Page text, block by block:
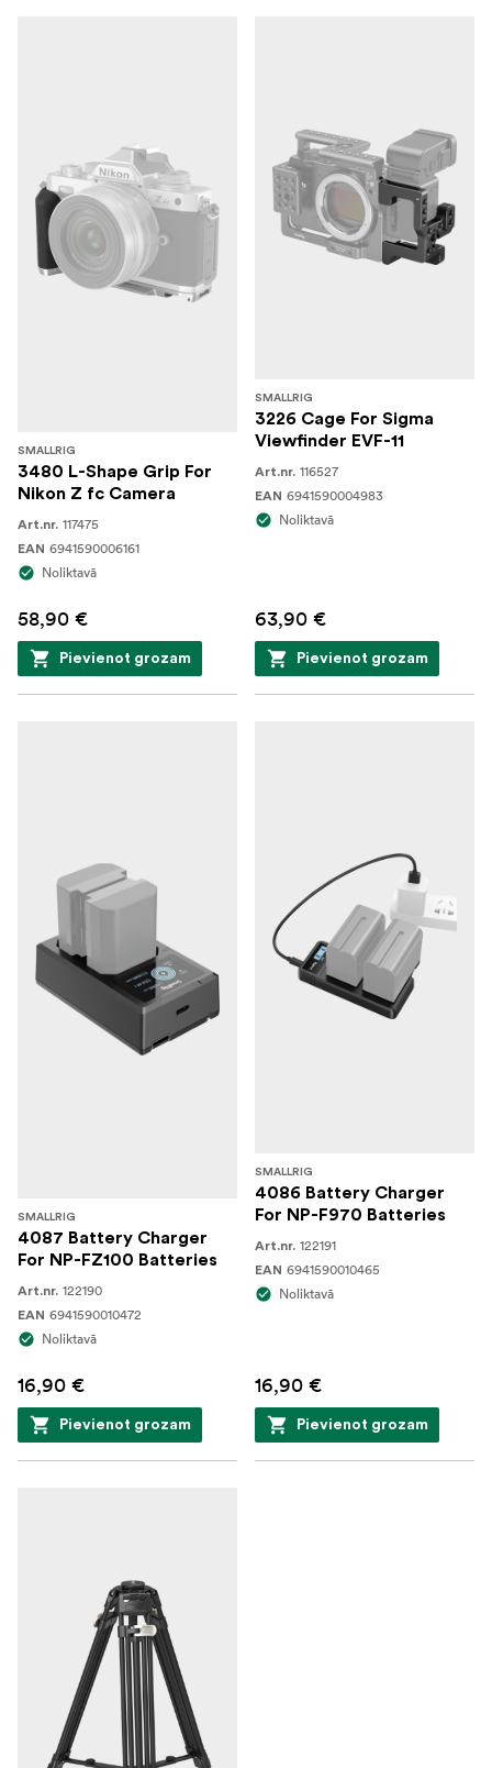
SMALLRIG
3480 L-Shape Grip For
Nikon Z fc Camera
Art.nr. 117475
EAN 6941590006161
Noliktavā
58,90 €
Pievienot grozam
SMALLRIG
3226 Cage For Sigma
Viewfinder EVF-11
Art.nr. 116527
EAN 6941590004983
Noliktavā
63,90 €
Pievienot grozam
SMALLRIG
4087 Battery Charger
For NP-FZ100 Batteries
Art.nr. 122190
EAN 6941590010472
Noliktavā
16,90 €
Pievienot grozam
SMALLRIG
4086 Battery Charger
For NP-F970 Batteries
Art.nr. 122191
EAN 6941590010465
Noliktavā
16,90 €
Pievienot grozam